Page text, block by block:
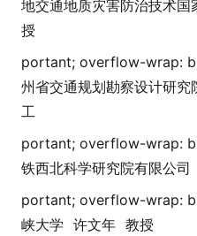
地交通地质灾害防治技术国
授
portant; overflow-wrap:
州省交通规划勘察设计研究
工
portant; overflow-wrap:
铁西北科学研究院有限公司
portant; overflow-wrap:
峡大学
许文年 教授